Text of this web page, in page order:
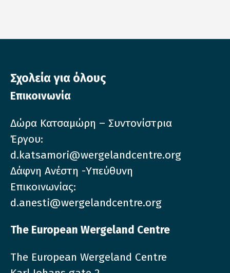
Σχολεία για όλους
Επικοινωνία
Δώρα Κατσαμώρη – Συντονίστρια
Έργου:
d.katsamori@wergelandcentre.org
Δάφνη Ανέστη -Υπεύθυνη
Επικοινωνίας:
d.anesti@wergelandcentre.org
The European Wergeland Centre
The European Wergeland Centre